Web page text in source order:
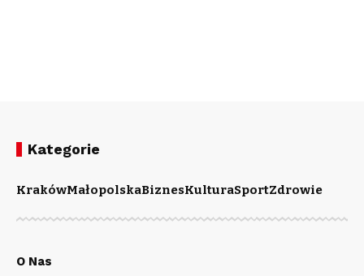
Kategorie
KrakówMałopolskaBiznesKulturaSportZdrowie
O Nas